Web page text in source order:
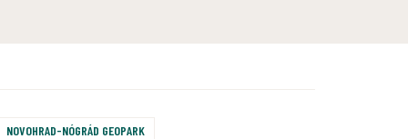
NOVOHRAD-NÓGRÁD GEOPARK